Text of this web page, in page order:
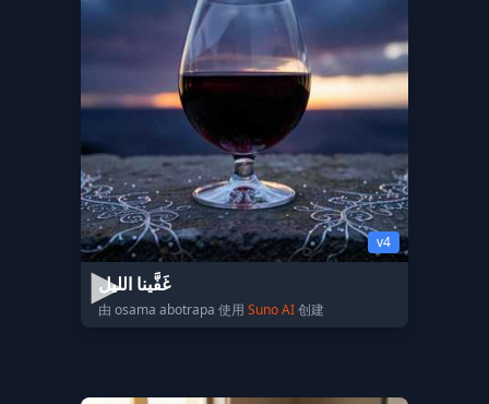
v4
غَفَّينا الليل
由 osama abotrapa 使用 Suno AI创建